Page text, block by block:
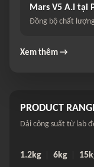
Mars V5 A.I tại
Đồng bộ chất
Xem thêm →
PRODUCT
Dải công suất từ lab
1.2kg 6kg